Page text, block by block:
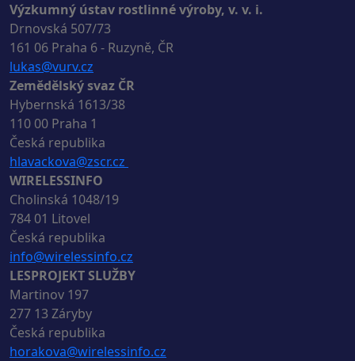
Výzkumný ústav rostlinné výroby, v. v. i.
Drnovská 507/73
161 06 Praha 6 - Ruzyně, ČR
lukas@vurv.cz
Zemědělský svaz ČR
Hybernská 1613/38
110 00 Praha 1
Česká republika
hlavackova@zscr.cz
WIRELESSINFO
Cholinská 1048/19
784 01 Litovel
Česká republika
info@wirelessinfo.cz
LESPROJEKT SLUŽBY
Martinov 197
277 13 Záryby
Česká republika
horakova@wirelessinfo.cz